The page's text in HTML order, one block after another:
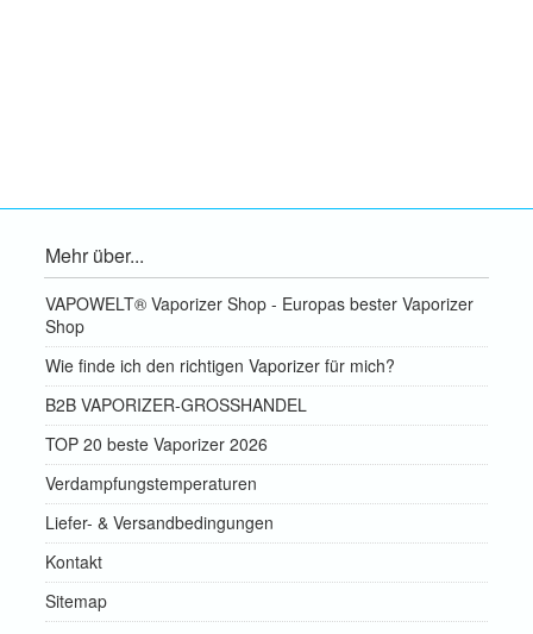
Mehr über...
VAPOWELT® Vaporizer Shop - Europas bester Vaporizer
Shop
Wie finde ich den richtigen Vaporizer für mich?
B2B VAPORIZER-GROSSHANDEL
TOP 20 beste Vaporizer 2026
Verdampfungstemperaturen
Liefer- & Versandbedingungen
Kontakt
Sitemap